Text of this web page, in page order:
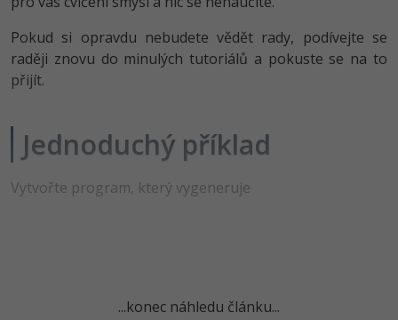
Testování a verzování
Python
MySQL/MariaDB
Webdesigner
Systémový administrátor
Grafik / UX/UI návrhář
Databázový analytik
-80%
C++ -80%
Kotlin -80%
C -80%
Návrh SW -80%
Pokud si opravdu nebudete vědět rady, podívejte se
raději znovu do minulých tutoriálů a pokuste se na to
přijít.
Jednoduchý příklad
Vytvořte program, který vygeneruje
...konec náhledu článku...